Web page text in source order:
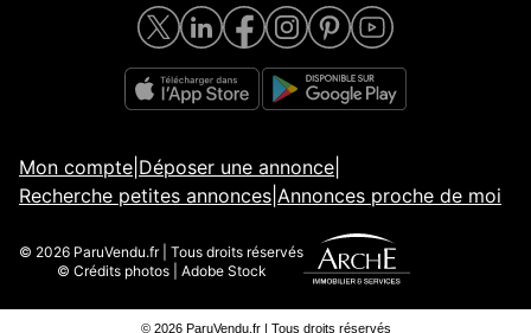
Mon compte Déposer une annonce
Recherche petites annonces Annonces proche de moi
© 2026 ParuVendu.fr | Tous droits réservés
© Crédits photos | Adobe Stock
© 2026 ParuVendu.fr | Tous droits réservés